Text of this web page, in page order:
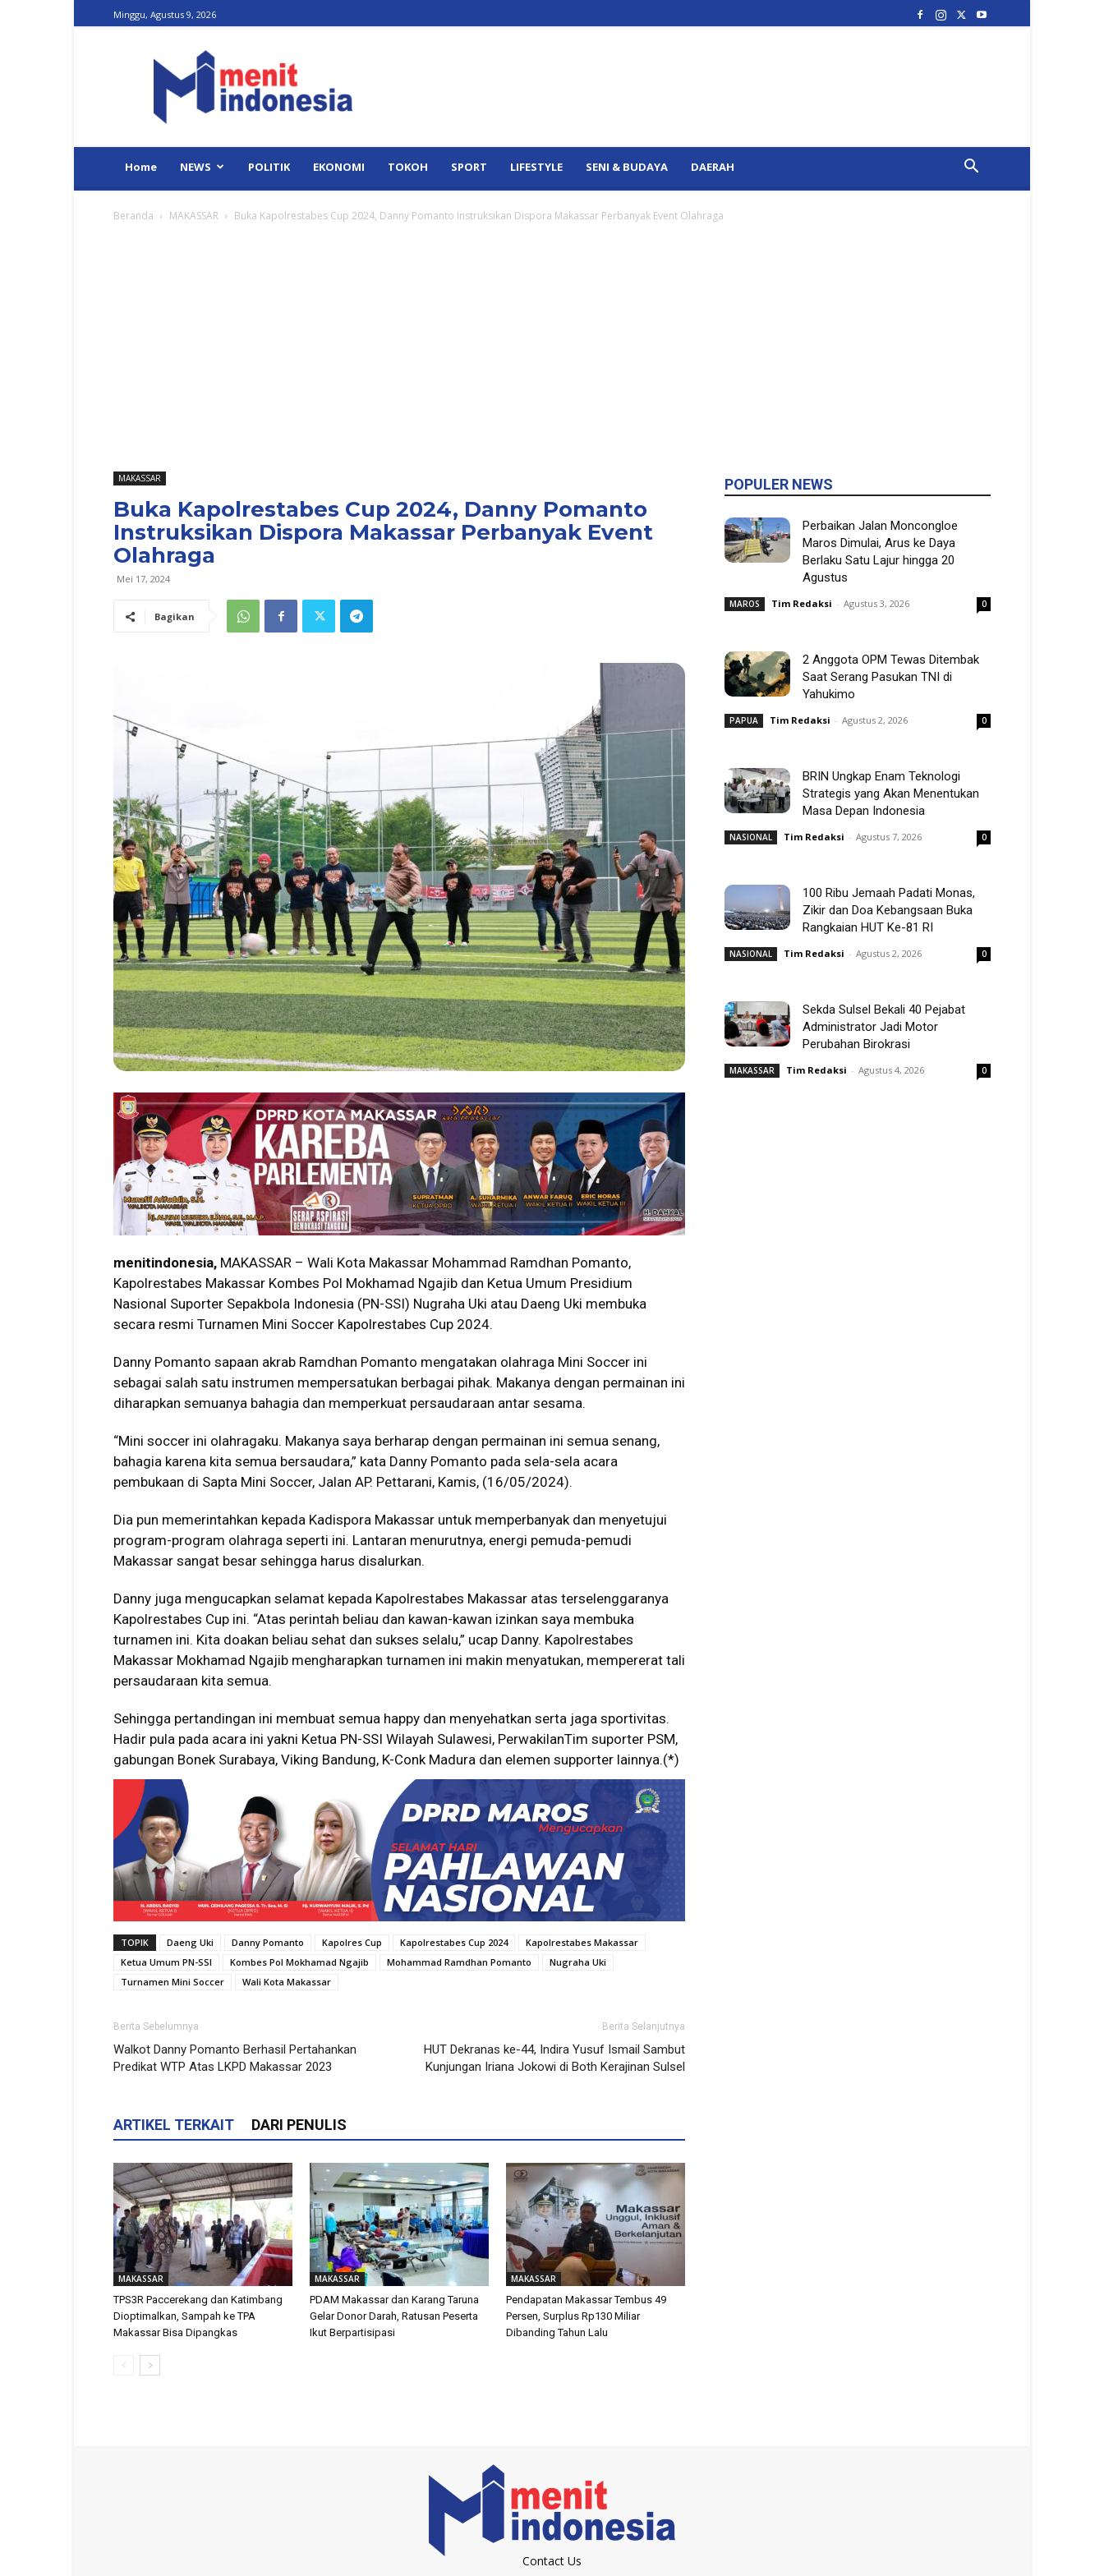
Minggu, Agustus 9, 2026
Indonesia
Home NEWS POLITIK EKONOMI TOKOH SPORT LIFESTYLE SENI & BUDAYA DAERAH
Beranda MAKASSAR Buka Kapolrestabes Cup 2024, Danny Pomanto Instruksikan Dispora Makassar Perbanyak Event Olahraga
MAKASSAR
Buka Kapolrestabes Cup 2024, Danny Pomanto
Instruksikan Dispora Makassar Perbanyak Event
Olahraga
Mei 17, 2024
Bagikan
menitindonesia, MAKASSAR – Wali Kota Makassar Mohammad Ramdhan Pomanto,
Kapolrestabes Makassar Kombes Pol Mokhamad Ngajib dan Ketua Umum Presidium
Nasional Suporter Sepakbola Indonesia (PN-SSI) Nugraha Uki atau Daeng Uki membuka
secara resmi Turnamen Mini Soccer Kapolrestabes Cup 2024.
Danny Pomanto sapaan akrab Ramdhan Pomanto mengatakan olahraga Mini Soccer ini
sebagai salah satu instrumen mempersatukan berbagai pihak. Makanya dengan permainan ini
diharapkan semuanya bahagia dan memperkuat persaudaraan antar sesama.
“Mini soccer ini olahragaku. Makanya saya berharap dengan permainan ini semua senang,
bahagia karena kita semua bersaudara,” kata Danny Pomanto pada sela-sela acara
pembukaan di Sapta Mini Soccer, Jalan AP. Pettarani, Kamis, (16/05/2024).
Dia pun memerintahkan kepada Kadispora Makassar untuk memperbanyak dan menyetujui
program-program olahraga seperti ini. Lantaran menurutnya, energi pemuda-pemudi
Makassar sangat besar sehingga harus disalurkan.
Danny juga mengucapkan selamat kepada Kapolrestabes Makassar atas terselenggaranya
Kapolrestabes Cup ini. “Atas perintah beliau dan kawan-kawan izinkan saya membuka
turnamen ini. Kita doakan beliau sehat dan sukses selalu,” ucap Danny. Kapolrestabes
Makassar Mokhamad Ngajib mengharapkan turnamen ini makin menyatukan, mempererat tali
persaudaraan kita semua.
Sehingga pertandingan ini membuat semua happy dan menyehatkan serta jaga sportivitas.
Hadir pula pada acara ini yakni Ketua PN-SSI Wilayah Sulawesi, PerwakilanTim suporter PSM,
gabungan Bonek Surabaya, Viking Bandung, K-Conk Madura dan elemen supporter lainnya.(*)
TOPIK Daeng Uki Danny Pomanto Kapolres Cup Kapolrestabes Cup 2024
Kapolrestabes Makassar
Ketua Umum PN-SSI
Kombes Pol Mokhamad Ngajib Mohammad Ramdhan Pomanto
Nugraha Uki
Turnamen Mini Soccer
Wali Kota Makassar
Berita Sebelumnya
Walkot Danny Pomanto Berhasil Pertahankan
Predikat WTP Atas LKPD Makassar 2023
Berita Selanjutnya
HUT Dekranas ke-44, Indira Yusuf Ismail Sambut
Kunjungan Iriana Jokowi di Both Kerajinan Sulsel
ARTIKEL TERKAIT DARI PENULIS
MAKASSAR
TPS3R Paccerekang dan Katimbang
Dioptimalkan, Sampah ke TPA
Makassar Bisa Dipangkas
MAKASSAR
PDAM Makassar dan Karang Taruna
Gelar Donor Darah, Ratusan Peserta
Ikut Berpartisipasi
MAKASSAR
Pendapatan Makassar Tembus 49
Persen, Surplus Rp130 Miliar
Dibanding Tahun Lalu
POPULER NEWS
Perbaikan Jalan Moncongloe
Maros Dimulai, Arus ke Daya
Berlaku Satu Lajur hingga 20
Agustus
MAROS Tim Redaksi - Agustus 3, 2026 0
2 Anggota OPM Tewas Ditembak
Saat Serang Pasukan TNI di
Yahukimo
PAPUA Tim Redaksi - Agustus 2, 2026 0
BRIN Ungkap Enam Teknologi
Strategis yang Akan Menentukan
Masa Depan Indonesia
NASIONAL Tim Redaksi - Agustus 7, 2026 0
100 Ribu Jemaah Padati Monas,
Zikir dan Doa Kebangsaan Buka
Rangkaian HUT Ke-81 RI
NASIONAL Tim Redaksi - Agustus 2, 2026 0
Sekda Sulsel Bekali 40 Pejabat
Administrator Jadi Motor
Perubahan Birokrasi
MAKASSAR Tim Redaksi - Agustus 4, 2026 0
Contact Us